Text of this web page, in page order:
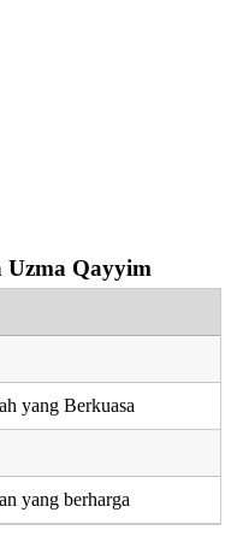
Uzma Qayyim
yang Berkuasa
yang berharga